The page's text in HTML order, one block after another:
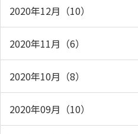
2020年12月（10）
2020年11月（6）
2020年10月（8）
2020年09月（10）